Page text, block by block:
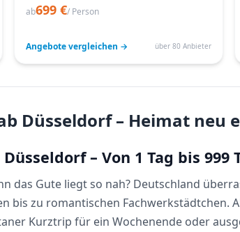
ab699 €/ Person
Angebote vergleichen → über 80 Anbieter
Düsseldorf – Heimat
– Von 1 Tag bis
das Gute liegt so nah? Deutschland
bis zu romantischen Fachwerkstädtchen.
Kurztrip für ein Wochenende oder